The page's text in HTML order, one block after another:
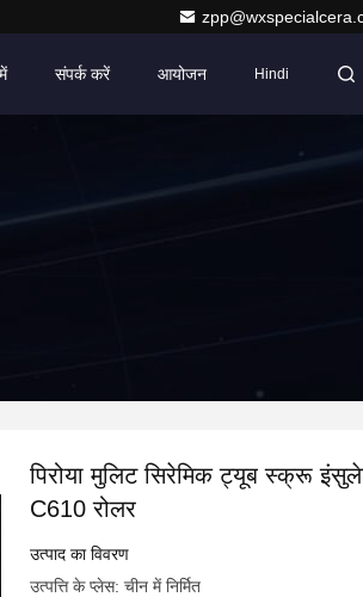
संपर्क करें आयोजन Hindi
पिरोया मुलिट सिरेमिक ट्यूब स्क्रू
C610 रोलर
उत्पाद का विवरण
उत्पत्ति के प्लेस: चीन में निर्मित